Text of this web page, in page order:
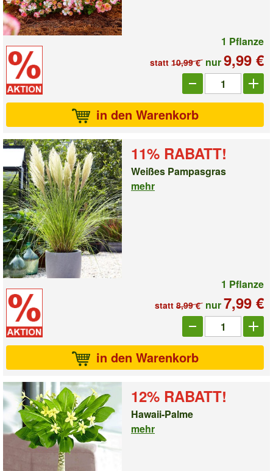
1 Pflanze
statt 10,99 € nur9,99 €
Anzahl_1009959
in den Warenkorb
11% RABATT!
Weißes Pampasgras
mehr
1 Pflanze
statt 8,99 € nur7,99 €
Anzahl_1001666
in den Warenkorb
12% RABATT!
Hawaii-Palme
mehr